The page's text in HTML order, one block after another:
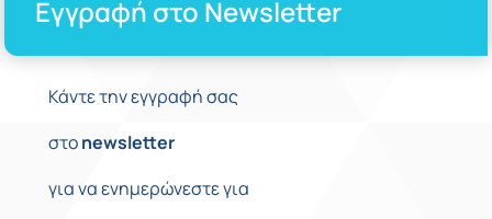
Εγγραφή στο Newsletter
Κάντε την εγγραφή σας
στοnewsletter
για να ενημερώνεστε για